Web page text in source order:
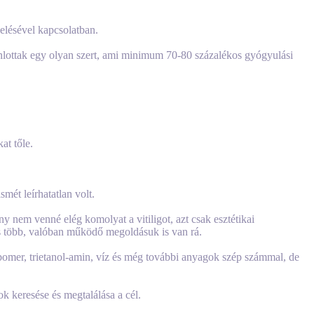
kapcsolatban.
egy olyan szert, ami minimum 70-80 százalékos gyógyulási
tőle.
leírhatatlan volt.
nem venné elég komolyat a vitiligot, azt csak esztétikai
valóban működő megoldásuk is van rá.
trietanol-amin, víz és még további anyagok szép számmal, de
keresése és megtalálása a cél.